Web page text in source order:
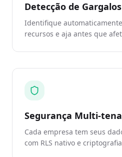
Detecção de Gargalos
Identifique
recursos e aja antes que
Segurança Multi-
Cada empresa tem seus
com RLS nativo e